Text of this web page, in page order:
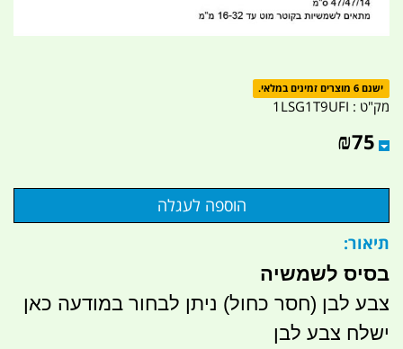
ישנם 6 מוצרים זמינים במלאי.
מק"ט : 1LSG1T9UFI
₪75
תיאור:
בסיס לשמשיה
צבע לבן (חסר כחול) ניתן לבחור במודעה כאן
ישלח צבע לבן